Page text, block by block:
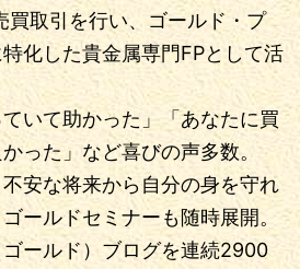
取引を行い、ゴールド・プ
化した貴金属専門FPとして活
ていて助かった」「あなたに買
った」など喜びの声多数。
安な将来から自分の身を守れ
ールドセミナーも随時展開。
ールド）ブログを連続2900